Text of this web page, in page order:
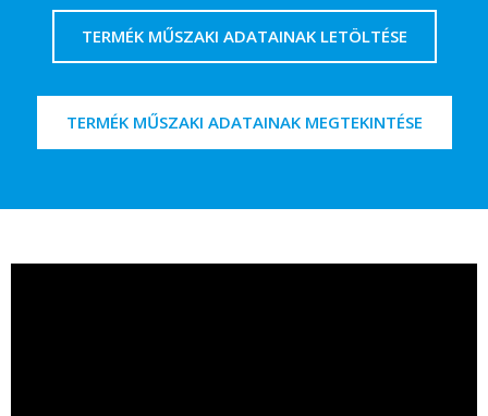
TERMÉK MŰSZAKI ADATAINAK LETÖLTÉSE
TERMÉK MŰSZAKI ADATAINAK MEGTEKINTÉSE